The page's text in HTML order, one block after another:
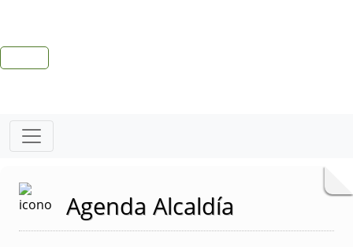
Agenda Alcaldía